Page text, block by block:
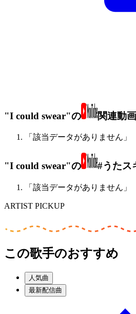
"I could swear"の 関連動画
「該当データがありません」
"I could swear"の #うたス
「該当データがありません」
ARTIST PICKUP
この歌手のおすすめ
人気曲
最新配信曲